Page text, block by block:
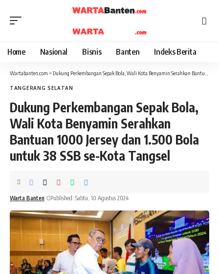
Home Nasional Bisnis Banten Indeks Berita
Wartabanten.com > Dukung Perkembangan Sepak Bola, Wali Kota Benyamin Serahkan Bantuan 1000 Jersey dan 1.500 Bola untuk 38 SSB se-Kota Tangsel
TANGERANG SELATAN
Dukung Perkembangan Sepak Bola,
Wali Kota Benyamin Serahkan
Bantuan 1000 Jersey dan 1.500 Bola
untuk 38 SSB se-Kota Tangsel
Warta Banten Published: Sabtu, 10 Agustus 2024